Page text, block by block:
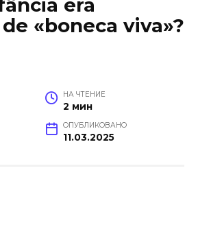
era
«boneca viva»?
НА ЧТЕНИЕ
2 мин
ОПУБЛИКОВАНО
11.03.2025